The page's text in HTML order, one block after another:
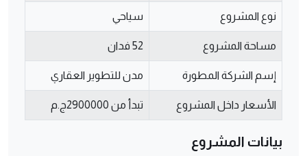
نوع المشروع سياحي
مساحة المشروع 52 فدان
إسم الشركة المطورة مدن للتطوير العقاري
الأسعار داخل المشروع تبدأ من 2900000ج.م
بيانات المشروع